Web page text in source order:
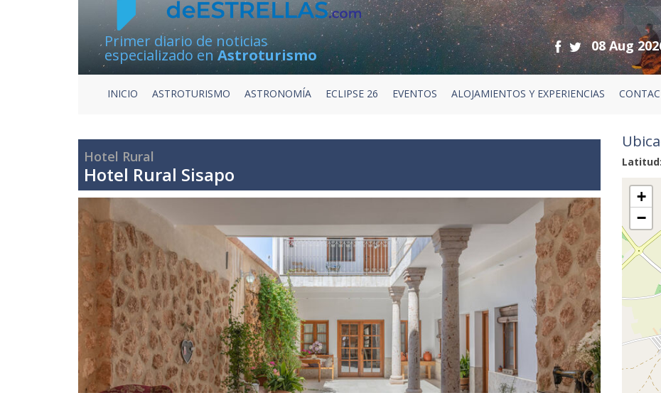
Primer diario de noticias
especializado enAstroturismo
08 Aug
INICIO ASTROTURISMO ASTRONOMÍA ECLIPSE 26 EVENTOS ALOJAMIENTOS Y EXPERIENCIAS
Hotel Rural
Hotel Rural Sisapo
Latitud:
+
−